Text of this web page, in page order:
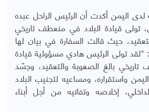
لدى اليمن أكدت أن الرئيس الراحل عبده
تولى قيادة البلاد في منعطف تاريخي
حيث قالت السفارة في بيان لها
تولى الرئيس هادي مسؤولية قيادة
بالغ الصعوبة والتعقيد، وجسّد
واستقراره، ومساعيه لتجنيب البلاد
إخلاصه وتفانيه من أجل أبناء